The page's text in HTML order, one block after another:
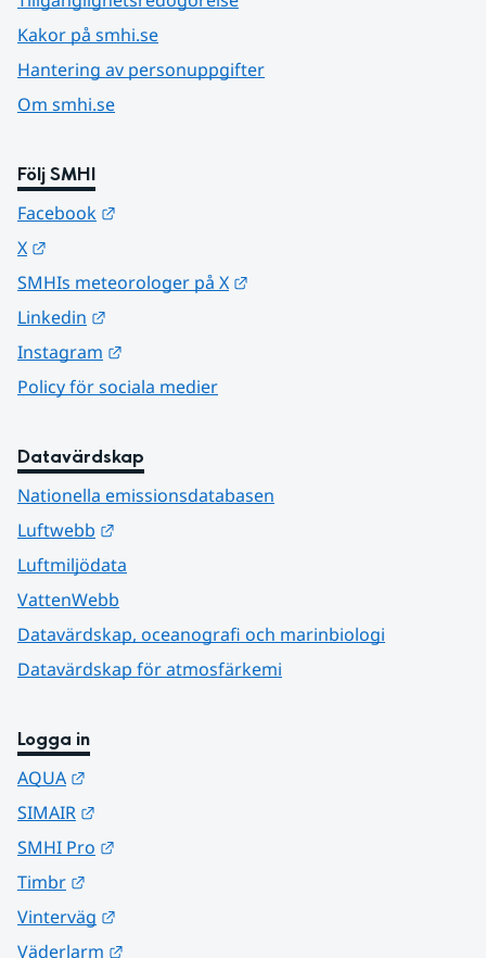
Kakor på smhi.se
Hantering av personuppgifter
Om smhi.se
Följ SMHI
Facebook
X
SMHIs meteorologer på X
Linkedin
Instagram
Policy för sociala medier
Datavärdskap
Nationella emissionsdatabasen
Luftwebb
Luftmiljödata
VattenWebb
Datavärdskap, oceanografi och marinbiologi
Datavärdskap för atmosfärkemi
Logga in
AQUA
SIMAIR
SMHI Pro
Timbr
Vinterväg
Väderlarm